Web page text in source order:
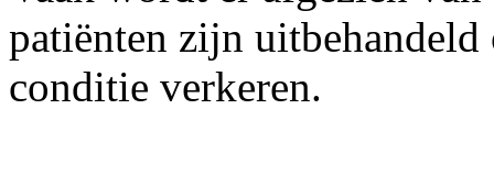
patiënten zijn uitbehandeld
conditie verkeren.